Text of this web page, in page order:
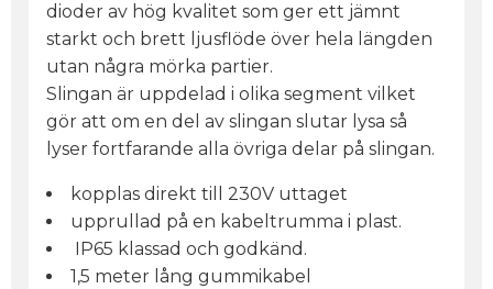
dioder av hög kvalitet som ger ett jämnt
starkt och brett ljusflöde över hela längden
utan några mörka partier.
Slingan är uppdelad i olika segment vilket
gör att om en del av slingan slutar lysa så
lyser fortfarande alla övriga delar på slingan.
kopplas direkt till 230V uttaget
upprullad på en kabeltrumma i plast.
IP65 klassad och godkänd.
1,5 meter lång gummikabel